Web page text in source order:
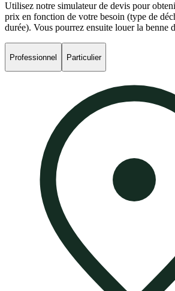
Utilisez notre simulateur de devis pour
prix en fonction de votre besoin (type de
durée). Vous pourrez ensuite louer la benne
Professionnel Particulier